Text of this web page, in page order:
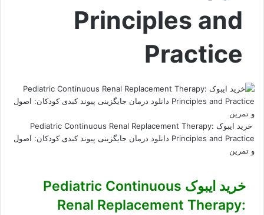
Principles and
Practice
خرید ایبوک Pediatric Continuous Renal Replacement Therapy:
Principles and Practice دانلود درمان جایگزینی پیوند کبدی کودکان: اصول
و تمرین
خرید ایبوک Pediatric Continuous
Renal Replacement Therapy: